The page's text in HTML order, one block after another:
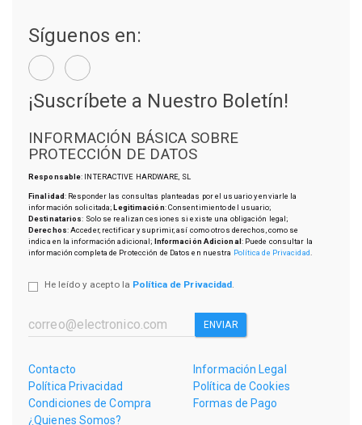
Síguenos en:
¡Suscríbete a Nuestro Boletín!
INFORMACIÓN BÁSICA SOBRE
PROTECCIÓN DE DATOS
Responsable: INTERACTIVE HARDWARE, SL
Finalidad: Responder las consultas planteadas por el usuario y enviarle la
información solicitada;Legitimación: Consentimiento del usuario;
Destinatarios: Solo se realizan cesiones si existe una obligación legal;
Derechos: Acceder, rectificar y suprimir, así como otros derechos, como se
indica en la información adicional; Información Adicional: Puede consultar la
información completa de Protección de Datos en nuestra Política de Privacidad
He leído y acepto la Política de Privacidad.
ENVIAR
Contacto
Información Legal
Política Privacidad
Política de Cookies
Condiciones de Compra
Formas de Pago
¿Quienes Somos?